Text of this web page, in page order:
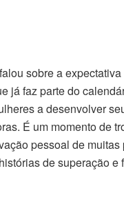
sobre a
já faz parte do
a desenvolver
É um momento de
pessoal de
de superação e